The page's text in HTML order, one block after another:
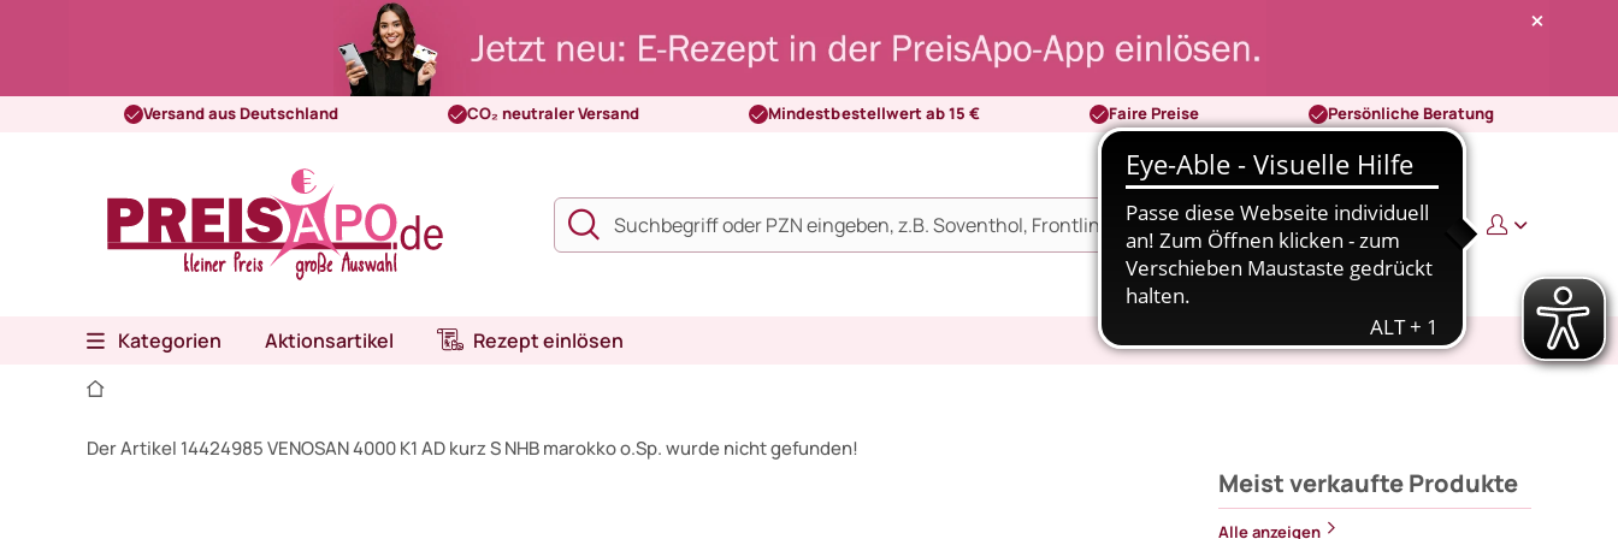
Versand aus Deutschland CO₂ neutraler Versand Mindestbestellwert ab 15 € Faire Preise Persönliche Beratung
0 0,00 €
Kategorien Aktionsartikel Rezept einlösen
Der Artikel 14424985 VENOSAN 4000 K1 AD kurz S NHB marokko o.Sp. wurde nicht gefunden!
Meist verkaufte Produkte
Alle anzeigen